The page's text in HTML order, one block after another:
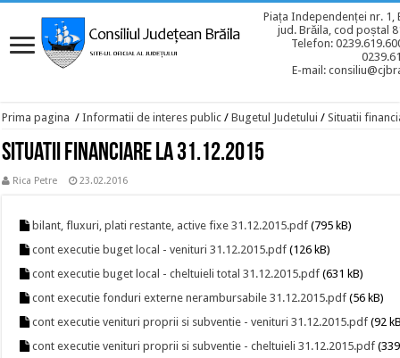
Piața Independenței nr. 1,
jud. Brăila, cod poștal
Telefon:
E-mail:
Prima pagina / Informatii de interes public / Bugetul Judetului / Situatii
Situatii financiare la 31.12.2015
Rica Petre 23.02.2016
bilant, fluxuri, plati restante, active fixe 31.12.2015.pdf (795 kB)
cont executie buget local - venituri 31.12.2015.pdf (126 kB)
cont executie buget local - cheltuieli total 31.12.2015.pdf (631 kB)
cont executie fonduri externe nerambursabile 31.12.2015.pdf (56 kB)
cont executie venituri proprii si subventie - venituri 31.12.2015.pdf (92
cont executie venituri proprii si subventie - cheltuieli 31.12.2015.pdf